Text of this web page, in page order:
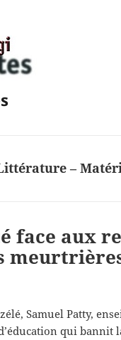
–
face aux
Samuel Patty,
qui bannit